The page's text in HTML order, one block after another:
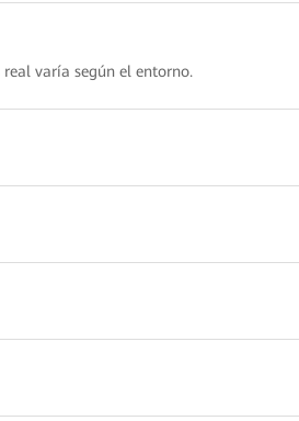
varía según el entorno.